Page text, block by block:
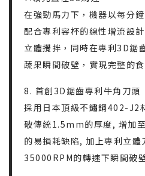
在強勁馬力下，機器以每分
配合專利容杯的線性增流設
立體攪拌，同時在專利3D鋸
蔬果瞬間破壁，實現完整的食
8. 首創3D鋸齒專利牛角刀頭
採用日本頂級不鏽鋼402-J2
破傳統1.5mm的厚度, 增加
的易損耗缺陷, 加上專利立
35000RPM的轉速下瞬間破